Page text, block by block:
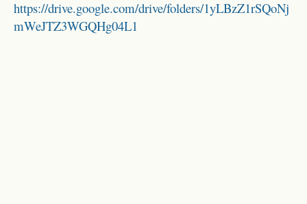
https://drive.google.com/drive/folders/1yLBzZ1rSQoNj
mWeJTZ3WGQHg04L1